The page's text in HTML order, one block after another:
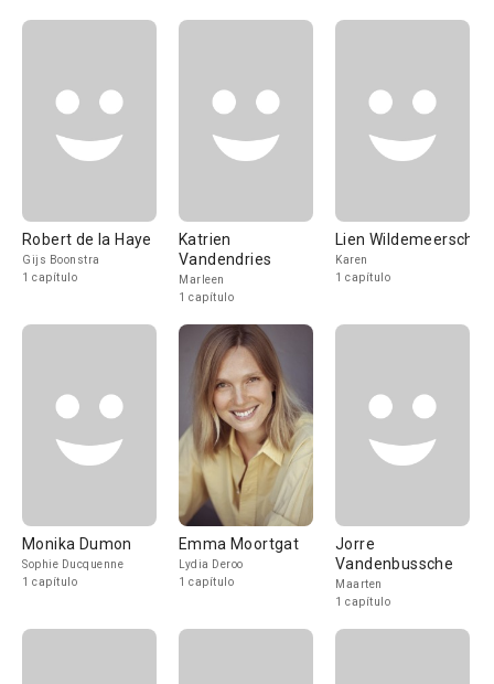
Robert de la Haye
Gijs Boonstra
1 capítulo
Katrien
Vandendries
Marleen
1 capítulo
Lien Wildemeersch
Karen
1 capítulo
Monika Dumon
Sophie Ducquenne
1 capítulo
Emma Moortgat
Lydia Deroo
1 capítulo
Jorre
Vandenbussche
Maarten
1 capítulo